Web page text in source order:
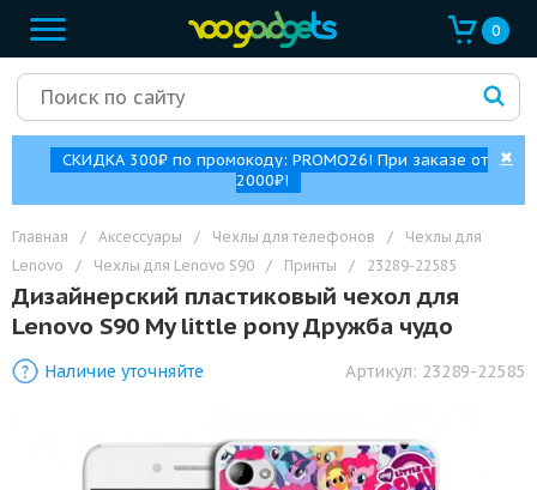
0
СКИДКА 300₽ по промокоду: PROMO26! При заказе от
2000₽!
✖
Главная / Аксессуары / Чехлы для телефонов /
Чехлы для
Lenovo
/ Чехлы для Lenovo S90 / Принты / 23289-22585
Дизайнерский пластиковый чехол для
Lenovo S90 My little pony Дружба чудо
Наличие уточняйте Артикул: 23289-22585